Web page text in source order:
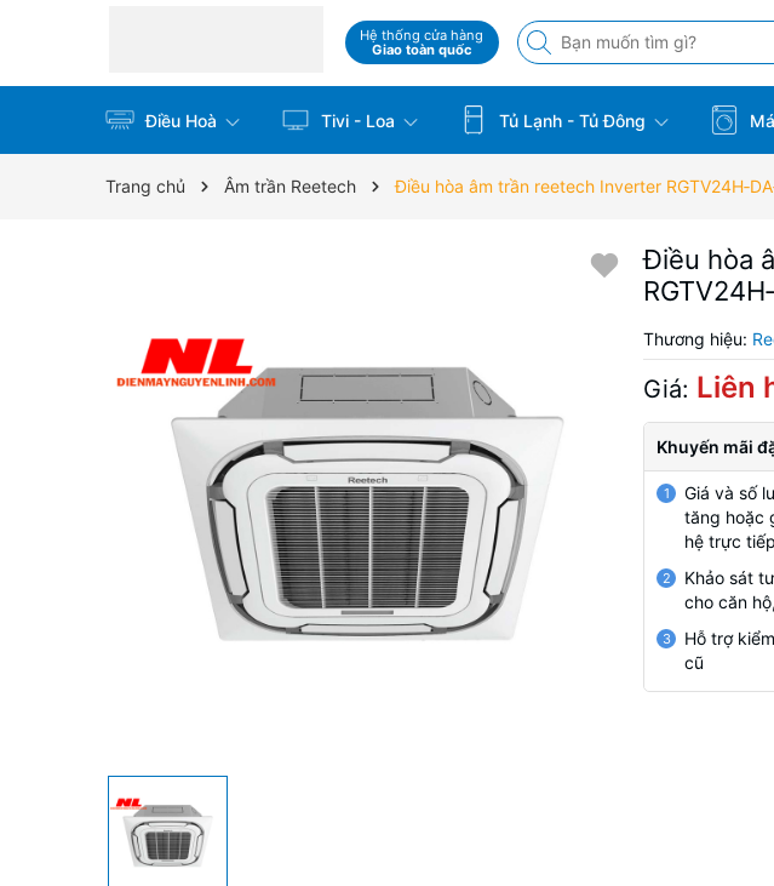
Hệ thống cửa hàng
Giao toàn quốc
Điều Hoà Tivi - Loa Tủ Lạnh - Tủ Đông
Trang chủ Âm trần Reetech Điều hòa âm trần reetech Inverter
Điều hòa
Thương hiệu:
Giá: Liên
Khuyến mãi
1
Giá và số
tăng hoặc
hệ trực
2
Khảo sát
cho căn
3
Hỗ trợ
cũ